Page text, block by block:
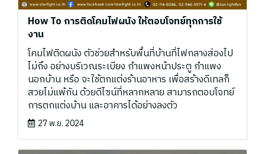
How To การติดโคมไฟผนัง ให้ตอบโจทย์ทุกการใช้
งาน
โคมไฟติดผนัง ตัวช่วยสำหรับพื้นที่บ้านที่ไฟกลางส่องไป
ไม่ถึง อย่างบริเวณระเบียง กำแพงหน้าประตู กำแพง
นอกบ้าน หรือ จะใช้ตกแต่งร้านอาหาร เพื่อสร้างดีเทลก็
สวยไม่แพ้กัน ด้วยดีไซน์ที่หลากหลาย สามารถตอบโจทย์
การตกแต่งบ้าน และอาคารได้อย่างลงตัว
27 พ.ย. 2024